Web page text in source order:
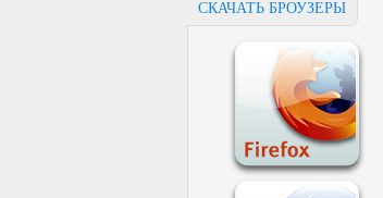
СКАЧАТЬ БРОУЗЕРЫ